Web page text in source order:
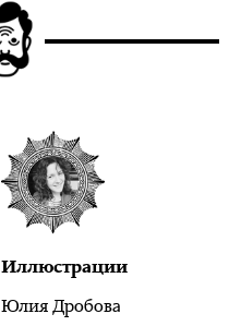
Иллюстрации
Юлия Дробова